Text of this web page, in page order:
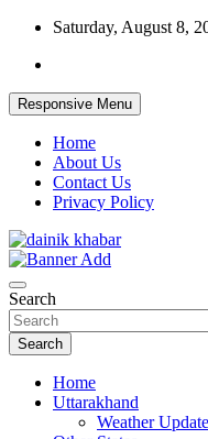
Skip
content
Saturday, August 8,
Responsive Menu
Home
About Us
Contact Us
Privacy Policy
Dainikkhabar.in
Hindi News
Search
Search
Home
Uttarakhand
Weather Update